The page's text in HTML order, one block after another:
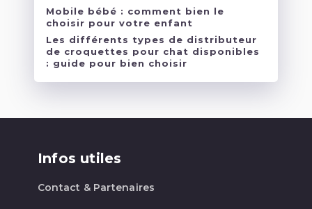
Mobile bébé : comment bien le
choisir pour votre enfant
Les différents types de distributeur
de croquettes pour chat disponibles
: guide pour bien choisir
Infos utiles
Contact & Partenaires